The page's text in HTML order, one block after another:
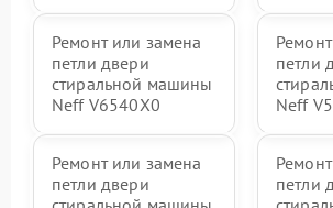
Ремонт или замена
петли двери
стиральной машины
Neff V6540X0
петли
Neff
Ремонт или замена
петли двери
петли